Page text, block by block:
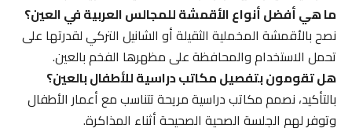
ما هي أفضل أنواع الأقمشة للمجالس العربية في العين؟
نصح بالأقمشة المخملية الثقيلة أو الشانيل التركي لقدرتها على
تحمل الاستخدام والمحافظة على مظهرها الفخم بالعين.
هل تقومون بتفصيل مكاتب دراسية للأطفال بالعين؟
بالتأكيد، نصمم مكاتب دراسية مريحة تتناسب مع أعمار الأطفال
وتوفر لهم الجلسة الصحية الصحيحة أثناء المذاكرة.